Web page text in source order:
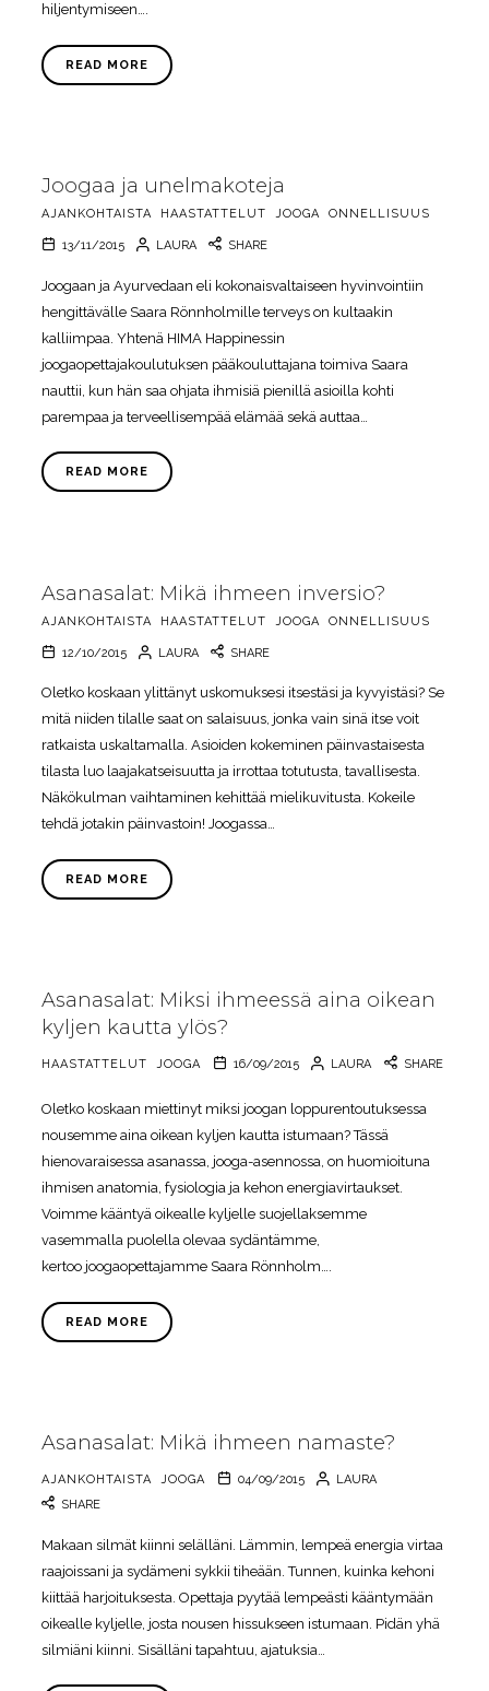
hiljentymiseen….
READ MORE
Joogaa ja unelmakoteja
AJANKOHTAISTA HAASTATTELUT JOOGA ONNELLISUUS
13/11/2015 LAURA SHARE
Joogaan ja Ayurvedaan eli kokonaisvaltaiseen hyvinvointiin
hengittävälle Saara Rönnholmille terveys on kultaakin
kalliimpaa. Yhtenä HIMA Happinessin
joogaopettajakoulutuksen pääkouluttajana toimiva Saara
nauttii, kun hän saa ohjata ihmisiä pienillä asioilla kohti
parempaa ja terveellisempää elämää sekä auttaa…
READ MORE
Asanasalat: Mikä ihmeen inversio?
AJANKOHTAISTA HAASTATTELUT JOOGA ONNELLISUUS
12/10/2015 LAURA SHARE
Oletko koskaan ylittänyt uskomuksesi itsestäsi ja kyvyistäsi? Se
mitä niiden tilalle saat on salaisuus, jonka vain sinä itse voit
ratkaista uskaltamalla. Asioiden kokeminen päinvastaisesta
tilasta luo laajakatseisuutta ja irrottaa totutusta, tavallisesta.
Näkökulman vaihtaminen kehittää mielikuvitusta. Kokeile
tehdä jotakin päinvastoin! Joogassa…
READ MORE
Asanasalat: Miksi ihmeessä aina oikean
kyljen kautta ylös?
HAASTATTELUT JOOGA 16/09/2015 LAURA SHARE
Oletko koskaan miettinyt miksi joogan loppurentoutuksessa
nousemme aina oikean kyljen kautta istumaan? Tässä
hienovaraisessa asanassa, jooga-asennossa, on huomioituna
ihmisen anatomia, fysiologia ja kehon energiavirtaukset.
Voimme kääntyä oikealle kyljelle suojellaksemme
vasemmalla puolella olevaa sydäntämme,
kertoo joogaopettajamme Saara Rönnholm….
READ MORE
Asanasalat: Mikä ihmeen namaste?
AJANKOHTAISTA JOOGA 04/09/2015
LAURA
SHARE
Makaan silmät kiinni selälläni. Lämmin, lempeä energia virtaa
raajoissani ja sydämeni sykkii tiheään. Tunnen, kuinka kehoni
kiittää harjoituksesta. Opettaja pyytää lempeästi kääntymään
oikealle kyljelle, josta nousen hissukseen istumaan. Pidän yhä
silmiäni kiinni. Sisälläni tapahtuu, ajatuksia…